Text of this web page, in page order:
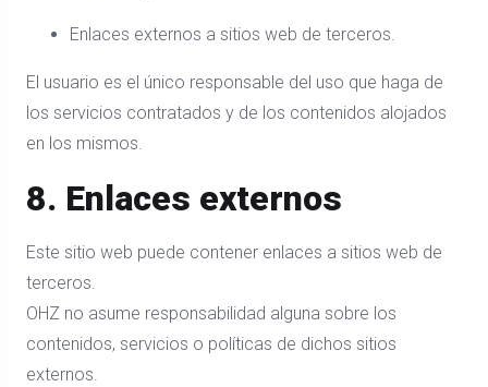
Enlaces externos a sitios web de terceros.
El usuario es el único responsable del uso que haga de
los servicios contratados y de los contenidos alojados
en los mismos.
8. Enlaces externos
Este sitio web puede contener enlaces a sitios web de
terceros.
OHZ no asume responsabilidad alguna sobre los
contenidos, servicios o políticas de dichos sitios
externos.